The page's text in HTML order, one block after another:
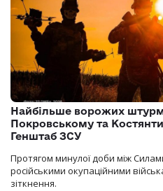
Найбільше ворожих
Покровському та
Генштаб ЗСУ
Протягом минулої доби між
російськими окупаційними
зіткнення.